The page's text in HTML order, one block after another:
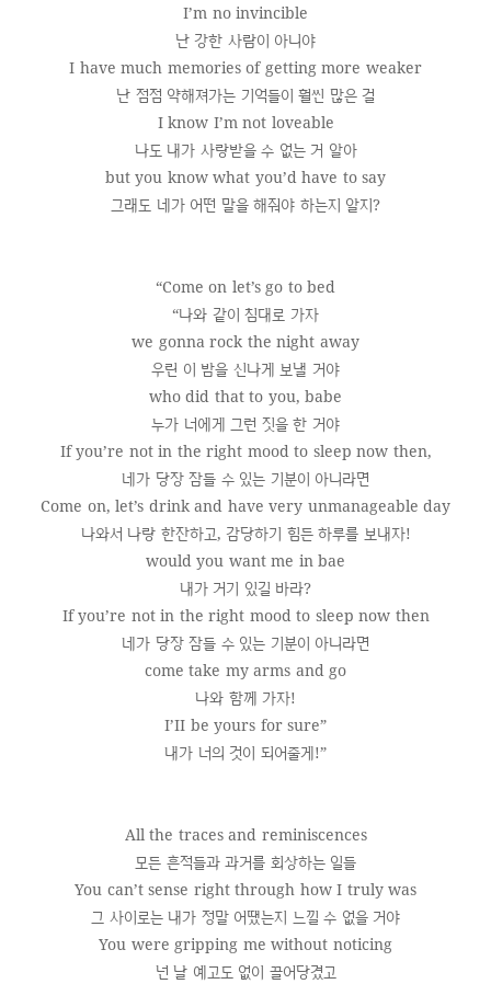
I’m no invincible
난 강한 사람이 아니야
I have much memories of getting more weaker
난 점점 약해져가는 기억들이 훨씬 많은 걸
I know I’m not loveable
나도 내가 사랑받을 수 없는 거 알아
but you know what you’d have to say
그래도 네가 어떤 말을 해줘야 하는지 알지?
“Come on let’s go to bed
“나와 같이 침대로 가자
we gonna rock the night away
우린 이 밤을 신나게 보낼 거야
who did that to you, babe
누가 너에게 그런 짓을 한 거야
If you’re not in the right mood to sleep now then,
네가 당장 잠들 수 있는 기분이 아니라면
Come on, let’s drink and have very unmanageable day
나와서 나랑 한잔하고, 감당하기 힘든 하루를 보내자!
would you want me in bae
내가 거기 있길 바라?
If you’re not in the right mood to sleep now then
네가 당장 잠들 수 있는 기분이 아니라면
come take my arms and go
나와 함께 가자!
I’II be yours for sure”
내가 너의 것이 되어줄게!”
All the traces and reminiscences
모든 흔적들과 과거를 회상하는 일들
You can’t sense right through how I truly was
그 사이로는 내가 정말 어땠는지 느낄 수 없을 거야
You were gripping me without noticing
넌 날 예고도 없이 끌어당겼고